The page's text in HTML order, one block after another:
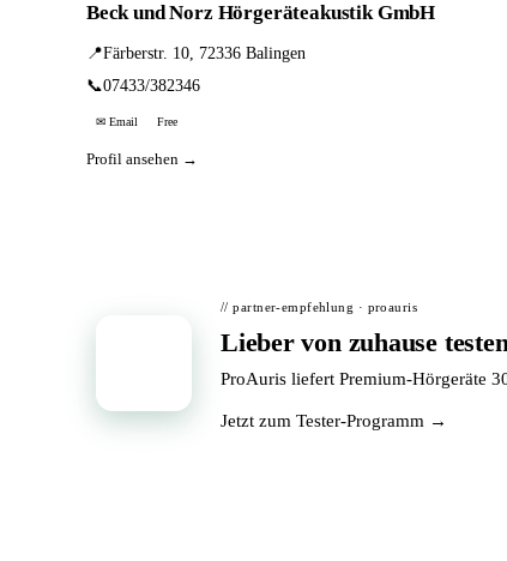
Beck und Norz Hörgeräteakustik GmbH
📍Färberstr. 10, 72336 Balingen
📞07433/382346
✉ Email Free
Profil ansehen →
// partner-empfehlung · proauris
Lieber von zuhause
ProAuris liefert Premium-Hörgeräte
Jetzt zum Tester-Programm →